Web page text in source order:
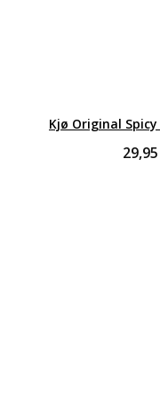
Kjø Original
29,95